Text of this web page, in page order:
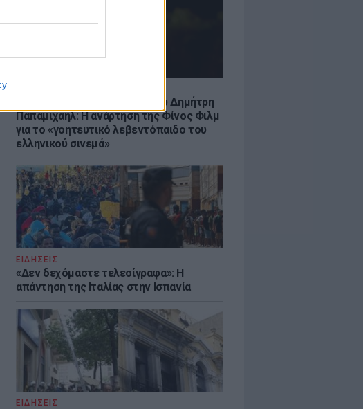
22 χρόνια από τον θάνατο του Δημήτρη
Παπαμιχαήλ: Η ανάρτηση της Φίνος Φιλμ
για το «γοητευτικό λεβεντόπαιδο του
ελληνικού σινεμά»
ΕΙΔΗΣΕΙΣ
«Δεν δεχόμαστε τελεσίγραφα»: Η
απάντηση της Ιταλίας στην Ισπανία
ΕΙΔΗΣΕΙΣ